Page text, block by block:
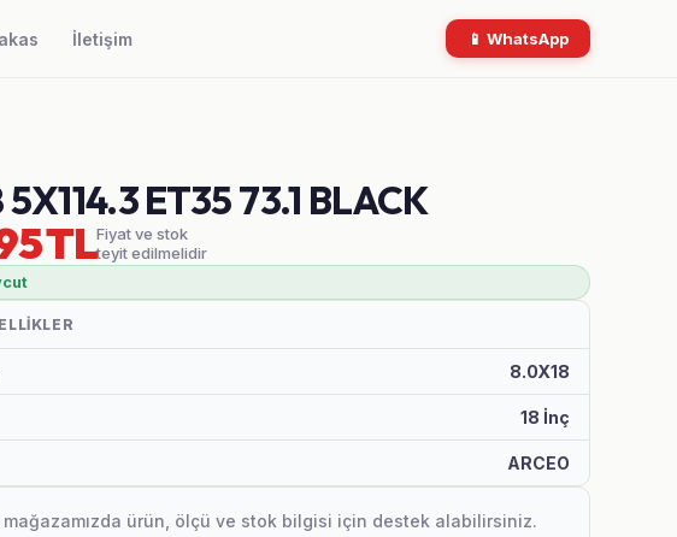
İletişim 📱 WhatsApp
ET35 73.1 BLACK
TLFiyat ve stok
teyit edilmelidir
8.0X18
18 İnç
ARCEO
mağazamızda ürün, ölçü ve stok bilgisi için destek alabilirsiniz.